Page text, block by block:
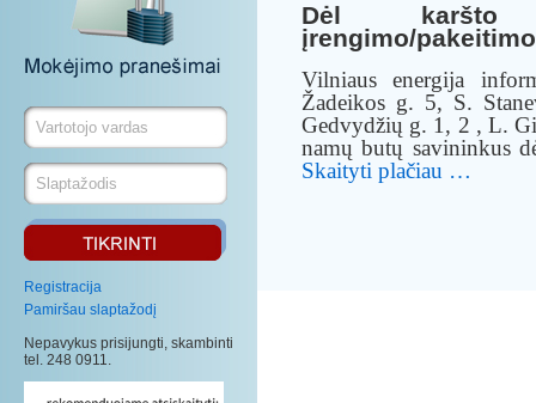
Registracija
Pamiršau slaptažodį
Nepavykus prisijungti, skambinti
tel. 248 0911.
Dėl karšto
įrengimo/pakeitimo
Vilniaus energija
Žadeikos g. 5, S.
Gedvydžių g. 1, 2 , L.
namų butų savininkus
Skaityti plačiau …